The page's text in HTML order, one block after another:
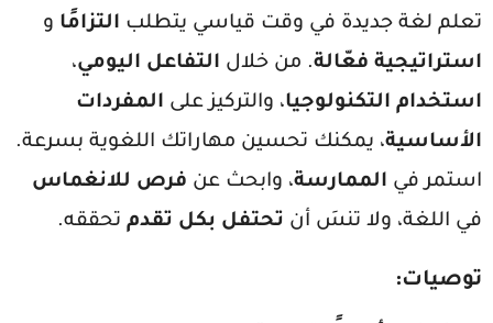
تعلم لغة جديدة في وقت قياسي يتطلب التزامًا و
استراتيجية فعّالة. من خلال التفاعل اليومي،
استخدام التكنولوجيا، والتركيز على المفردات
الأساسية، يمكنك تحسين مهاراتك اللغوية بسرعة.
استمر في الممارسة، وابحث عن فرص للانغماس
في اللغة، ولا تنسَ أن تحتفل بكل تقدم تحققه.
توصيات: